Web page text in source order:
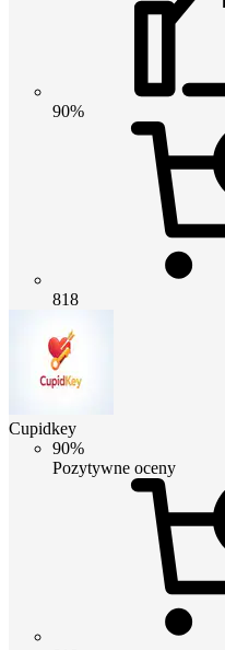
90%
818
Cupidkey
90%
Pozytywne oceny